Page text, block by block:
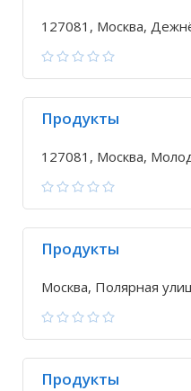
127081, Москва,
Продукты
127081, Москва,
Продукты
Москва, Полярная
Продукты